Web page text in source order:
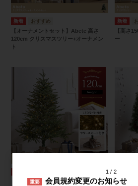
【オーナメントセット】Abete 高さ
120cm クリスマスツリー+オーナメン
ト
【高さ
ー
【高さ120cm】Abete クリスマスツリ
【高さ
1 2
重要 会員規約変更のお知らせ